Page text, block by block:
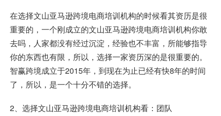
在选择文山亚马逊跨境电商培训机构的时候看其资历是很
重要的，一个刚成立的文山亚马逊跨境电商培训机构你敢
去吗，人家都没有经过沉淀，经验也不丰富，所能够指导
你的东西也有限，所以，选择一家资历深的是很重要的。
智赢跨境成立于2015年，到现在为止已经有快8年的时间
了，所以，是一个十分不错的选择。
2、选择文山亚马逊跨境电商培训机构看：团队